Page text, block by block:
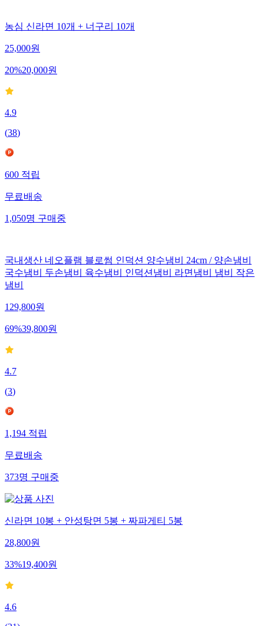
농심 신라면 10개 + 너구리 10개
25,000원
20%20,000원
4.9
(38)
600적립
무료배송
1,050명구매중
국내생산 네오플램 블로썸 인덕션 양수냄비 24cm / 양손냄비
국수냄비 두손냄비 육수냄비 인덕션냄비 라면냄비 냄비 작은
냄비
129,800원
69%39,800원
4.7
(3)
1,194적립
무료배송
373명구매중
신라면 10봉 + 안성탕면 5봉 + 짜파게티 5봉
28,800원
33%19,400원
4.6